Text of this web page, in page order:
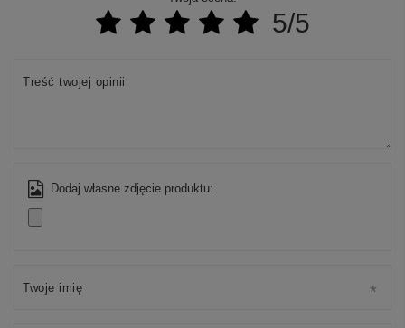
5/5
Treść twojej opinii
Dodaj własne zdjęcie produktu:
Twoje imię